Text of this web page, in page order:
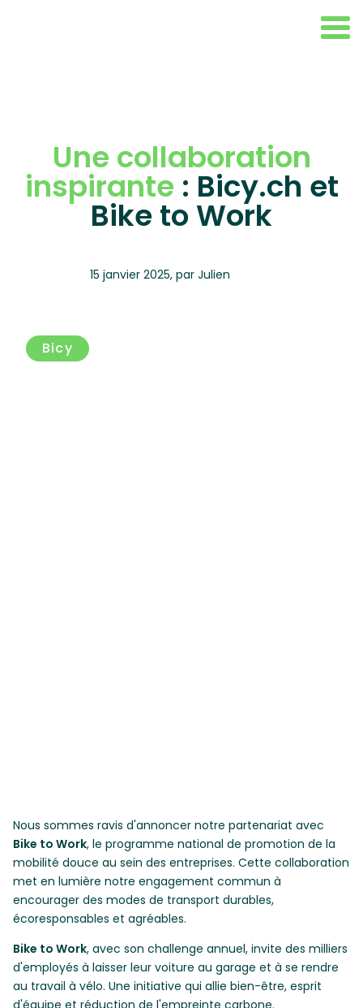
Une collaboration
inspirante : Bicy.ch et
Bike to Work
15 janvier 2025, par Julien
Bicy
Nous sommes ravis d'annoncer notre partenariat avec
Bike to Work, le programme national de promotion de la
mobilité douce au sein des entreprises. Cette collaboration
met en lumière notre engagement commun à
encourager des modes de transport durables,
écoresponsables et agréables.
Bike to Work, avec son challenge annuel, invite des milliers
d'employés à laisser leur voiture au garage et à se rendre
au travail à vélo. Une initiative qui allie bien-être, esprit
d'équipe et réduction de l'empreinte carbone.